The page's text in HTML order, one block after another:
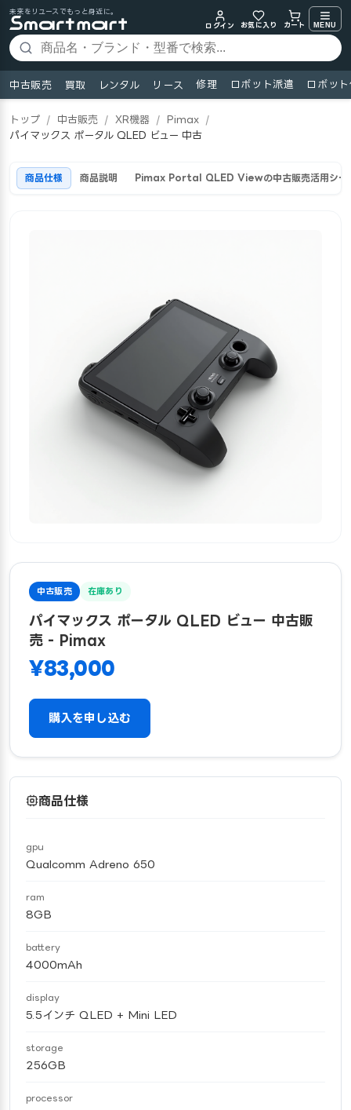
未来をリユースでもっと身近に。
ログイン
お気に入り カート MENU
中古販売 買取 レンタル リース 修理 ロボット派遣 ロボッ
トップ / 中古販売 / XR機器 / Pimax
/
パイマックス ポータル QLED ビュー 中古
商品仕様 商品説明 Pimax Portal QLED Viewの中古販売活用シー
中古販売 在庫あり
パイマックス ポータル QLED ビュー 中古販
売 - Pimax
¥83,000
購入を申し込む
商品仕様
gpu
Qualcomm Adreno 650
ram
8GB
battery
4000mAh
display
5.5インチ QLED + Mini LED
storage
256GB
processor